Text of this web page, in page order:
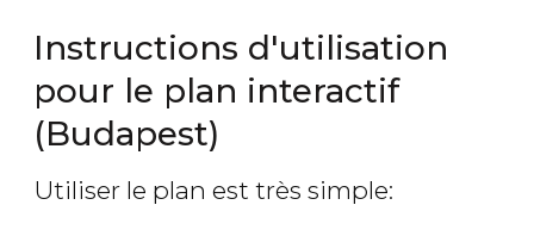
Instructions d'utilisation
pour le plan interactif
(Budapest)
Utiliser le plan est très simple: